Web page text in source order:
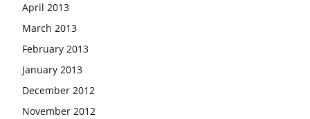
April 2013
March 2013
February 2013
January 2013
December 2012
November 2012